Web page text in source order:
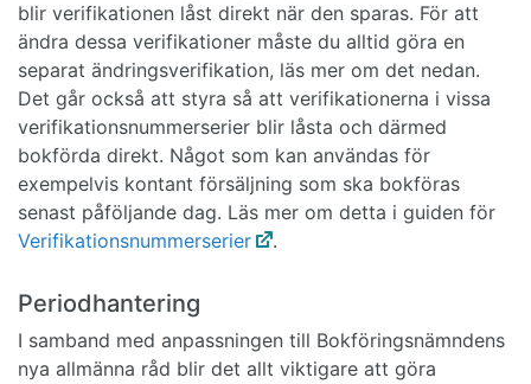
blir verifikationen låst direkt när den sparas. För att
ändra dessa verifikationer måste du alltid göra en
separat ändringsverifikation, läs mer om det nedan.
Det går också att styra så att verifikationerna i vissa
verifikationsnummerserier blir låsta och därmed
bokförda direkt. Något som kan användas för
exempelvis kontant försäljning som ska bokföras
senast påföljande dag. Läs mer om detta i guiden för
Verifikationsnummerserier
.
Periodhantering
I samband med anpassningen till Bokföringsnämndens
nya allmänna råd blir det allt viktigare att göra